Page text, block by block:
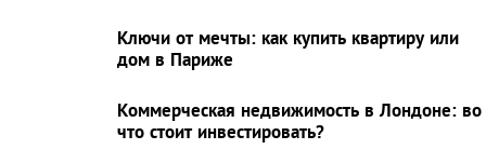
Ключи от мечты: как купить квартиру или
дом в Париже
Коммерческая недвижимость в Лондоне: во
что стоит инвестировать?